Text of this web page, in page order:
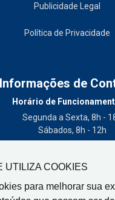
UTILIZA COOKIES
para melhorar sua
Publicidade Legal
Política de Privacidade
Informações de
Horário de
Segunda a Sexta, 8h -
Sábados, 8h - 12h
(19) 3404-3700
Circulação: